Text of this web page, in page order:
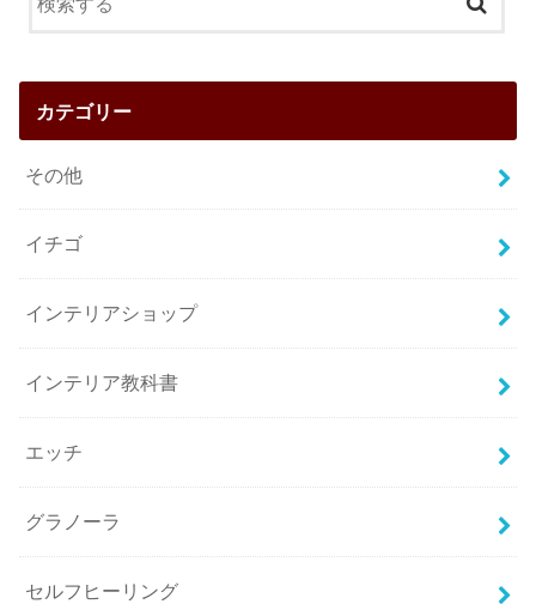
カテゴリー
その他
イチゴ
インテリアショップ
インテリア教科書
エッチ
グラノーラ
セルフヒーリング